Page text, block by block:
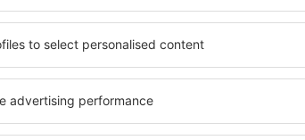
5
Super
Detaily
Good work and organizaci
Užitečné